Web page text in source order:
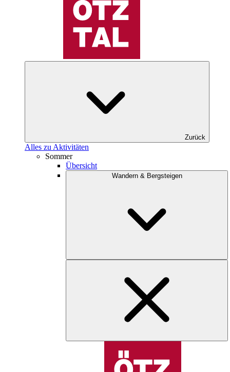
Zurück
Alles zu Aktivitäten
Sommer
Übersicht
Wandern & Bergsteigen